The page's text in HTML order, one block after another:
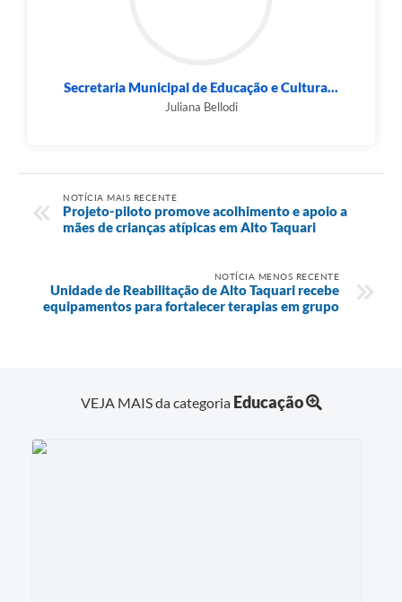
Secretaria Municipal de Educação e Cultura...
Juliana Bellodi
NOTÍCIA MAIS RECENTE
Projeto-piloto promove acolhimento e apoio a
mães de crianças atípicas em Alto Taquari
NOTÍCIA MENOS RECENTE
Unidade de Reabilitação de Alto Taquari recebe
equipamentos para fortalecer terapias em grupo
VEJA MAIS da categoria Educação